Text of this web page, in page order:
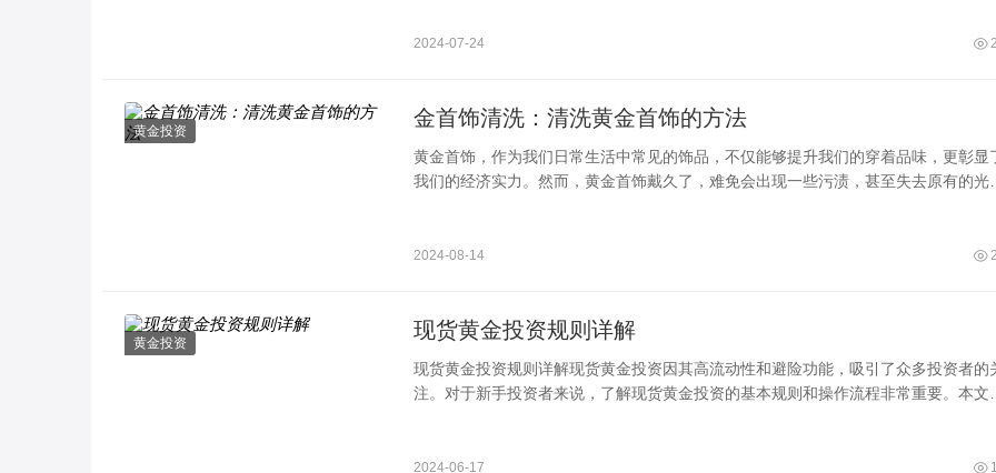
2024-07-24
黄金投资
金首饰清洗：清洗黄金首饰的方法
黄金首饰，作为我们日常生活中常见的饰品，不仅能够提升我们的穿着品味，更彰显
我们的经济实力。然而，黄金首饰戴久了，难免会出现一些污渍，甚至失去原有的光
2024-08-14
黄金投资
现货黄金投资规则详解
现货黄金投资规则详解现货黄金投资因其高流动性和避险功能，吸引了众多投资者的
注。对于新手投资者来说，了解现货黄金投资的基本规则和操作流程非常重要。本文将
2024-06-17